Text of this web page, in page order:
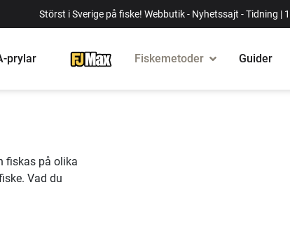
Störst i Sverige på fiske! Webbutik - Nyhetssajt - Tidning |
prylar Fiskemetoder Guider
fiskas på olika
Vad du